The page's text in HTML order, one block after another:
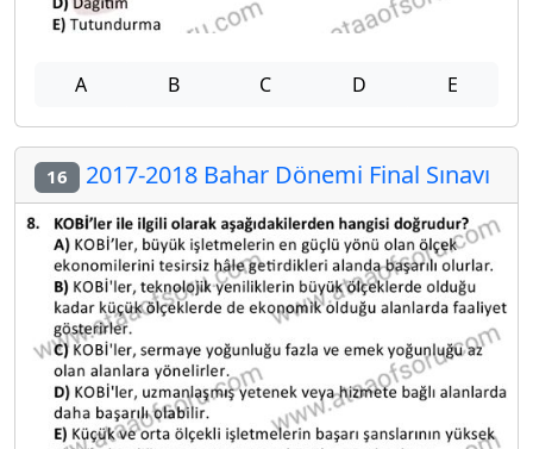
A B C D E
16 2017-2018 Bahar Dönemi Final Sınavı